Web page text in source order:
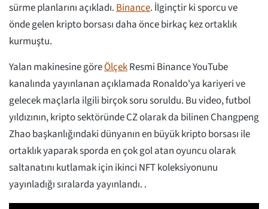
sürme planlarını açıkladı.Binance. İlginçtir ki sporcu ve
önde gelen kripto borsası daha önce birkaç kez ortaklık
kurmuştu.
Yalan makinesine göreÖlçekResmi Binance YouTube
kanalında yayınlanan açıklamada Ronaldo'ya kariyeri ve
gelecek maçlarla ilgili birçok soru soruldu. Bu video, futbol
yıldızının, kripto sektöründe CZ olarak da bilinen Changpeng
Zhao başkanlığındaki dünyanın en büyük kripto borsası ile
ortaklık yaparak sporda en çok gol atan oyuncu olarak
saltanatını kutlamak için ikinci NFT koleksiyonunu
yayınladığı sıralarda yayınlandı. .